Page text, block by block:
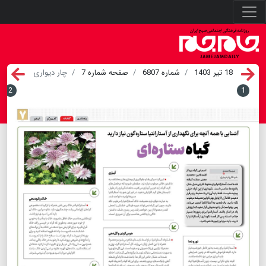
18 تیر 1403 شماره 6807 صفحه شماره 7
چار دیواری
1
2